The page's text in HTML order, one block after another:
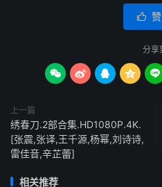

分享
    
上一篇
绣春刀.2部合集.HD1080P.4K.
[张震,张译,王千源,杨幂,刘诗诗,
雷佳音,辛芷蕾]
相关推荐